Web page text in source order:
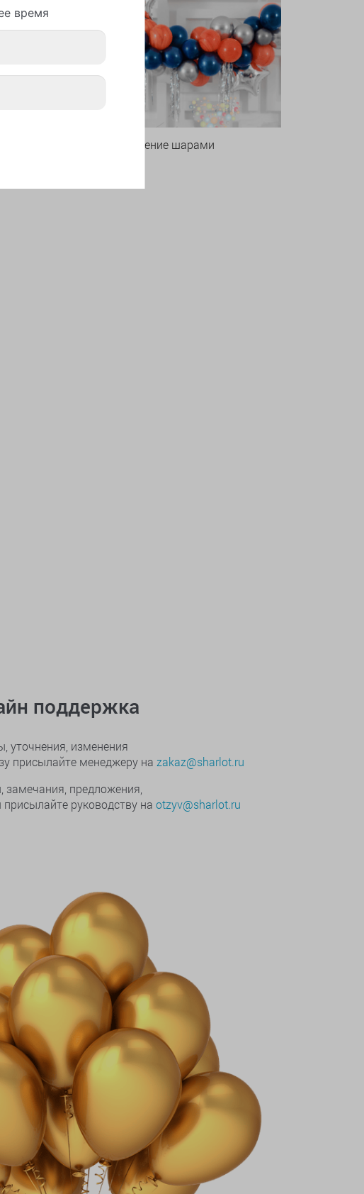
Оформление шарами
поддержка
уточнения, изменения
присылайте менеджеру на zakaz@sharlot.ru
замечания, предложения,
руководству на otzyv@sharlot.ru
время